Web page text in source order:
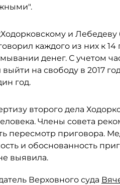
и
каждого из них к
денег. С учетом
на свободу в 2017
год.
второго дела
Члены совета
пересмотр приговора.
и обоснованность
выявила.
Верховного суда